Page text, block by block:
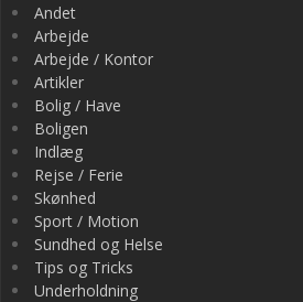
Andet
Arbejde
Arbejde / Kontor
Artikler
Bolig / Have
Boligen
Indlæg
Rejse / Ferie
Skønhed
Sport / Motion
Sundhed og Helse
Tips og Tricks
Underholdning